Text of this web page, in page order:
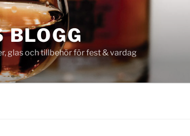
BLOGG
glas och tillbehör för fest & vardag